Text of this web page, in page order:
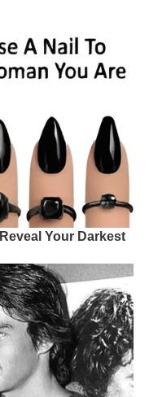
Your Darkest